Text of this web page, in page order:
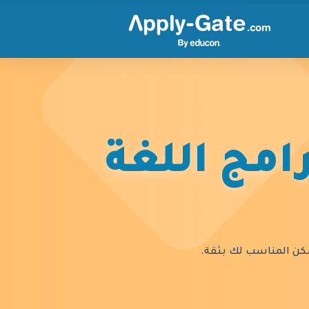
اللغة
المناسب لك بثقة.